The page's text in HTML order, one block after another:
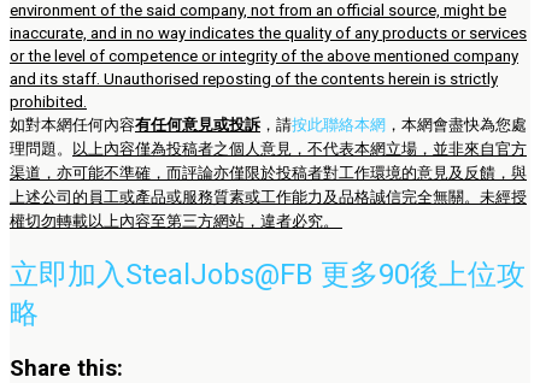
environment of the said company, not from an official source, might be
inaccurate, and in no way indicates the quality of any products or services
or the level of competence or integrity of the above mentioned company
and its staff. Unauthorised reposting of the contents herein is strictly
prohibited.
如對本網任何內容有任何意見或投訴 ，請按此聯絡本網 ，本網會盡快為您處
理問題。
以上內容僅為投稿者之個人意見，不代表本網立場，並非來自官方
渠道，亦可能不準確，而評論亦僅限於投稿者對工作環境的意見及反饋，與
上述公司的員工或產品或服務質素或工作能力及品格誠信完全無關。未經授
權切勿轉載以上內容至第三方網站，違者必究。
立即加入StealJobs@FB 更多90後上位攻
略
Share this: